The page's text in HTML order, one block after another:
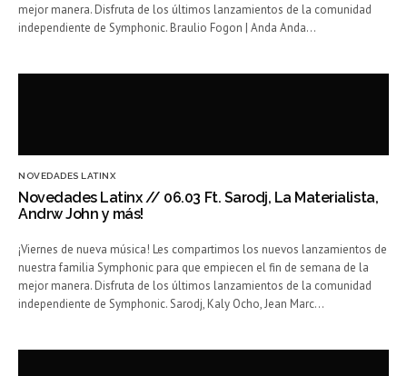
mejor manera. Disfruta de los últimos lanzamientos de la comunidad
independiente de Symphonic. Braulio Fogon | Anda Anda…
NOVEDADES LATINX
Novedades Latinx // 06.03 Ft. Sarodj, La Materialista,
Andrw John y más!
¡Viernes de nueva música! Les compartimos los nuevos lanzamientos de
nuestra familia Symphonic para que empiecen el fin de semana de la
mejor manera. Disfruta de los últimos lanzamientos de la comunidad
independiente de Symphonic. Sarodj, Kaly Ocho, Jean Marc…